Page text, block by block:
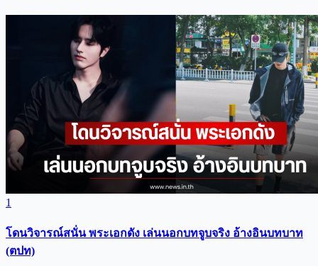
1
โดนวิจารณ์สนั่น พระเอกดัง เล่นนอกบทจูบจริง อ้างอินบทบาท
(ตปท)